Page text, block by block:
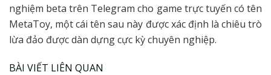
nghiệm beta trên Telegram cho game trực tuyến có tên
MetaToy, một cái tên sau này được xác định là chiêu trò
lừa đảo được dàn dựng cực kỳ chuyên nghiệp.
BÀI VIẾT LIÊN QUAN